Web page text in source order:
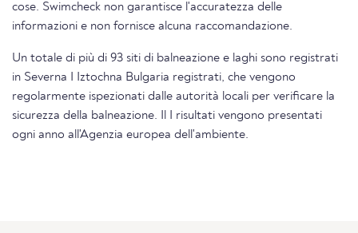
cose. Swimcheck non garantisce l'accuratezza delle
informazioni e non fornisce alcuna raccomandazione.
Un totale di più di 93 siti di balneazione e laghi sono registrati
in Severna I Iztochna Bulgaria registrati, che vengono
regolarmente ispezionati dalle autorità locali per verificare la
sicurezza della balneazione. Il I risultati vengono presentati
ogni anno all'Agenzia europea dell'ambiente.